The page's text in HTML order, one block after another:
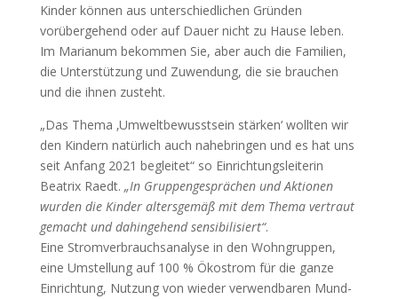
Kinder können aus unterschiedlichen Gründen
vorübergehend oder auf Dauer nicht zu Hause leben.
Im Marianum bekommen Sie, aber auch die Familien,
die Unterstützung und Zuwendung, die sie brauchen
und die ihnen zusteht.
„Das Thema ‚Umweltbewusstsein stärken‘ wollten wir
den Kindern natürlich auch nahebringen und es hat uns
seit Anfang 2021 begleitet“ so Einrichtungsleiterin
Beatrix Raedt. „In Gruppengesprächen und Aktionen
wurden die Kinder altersgemäß mit dem Thema vertraut
gemacht und dahingehend sensibilisiert“.
Eine Stromverbrauchsanalyse in den Wohngruppen,
eine Umstellung auf 100 % Ökostrom für die ganze
Einrichtung, Nutzung von wieder verwendbaren Mund-